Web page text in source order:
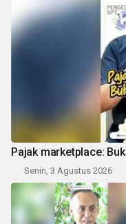
Pajak marketplace:
Senin, 3 Agustus 2026